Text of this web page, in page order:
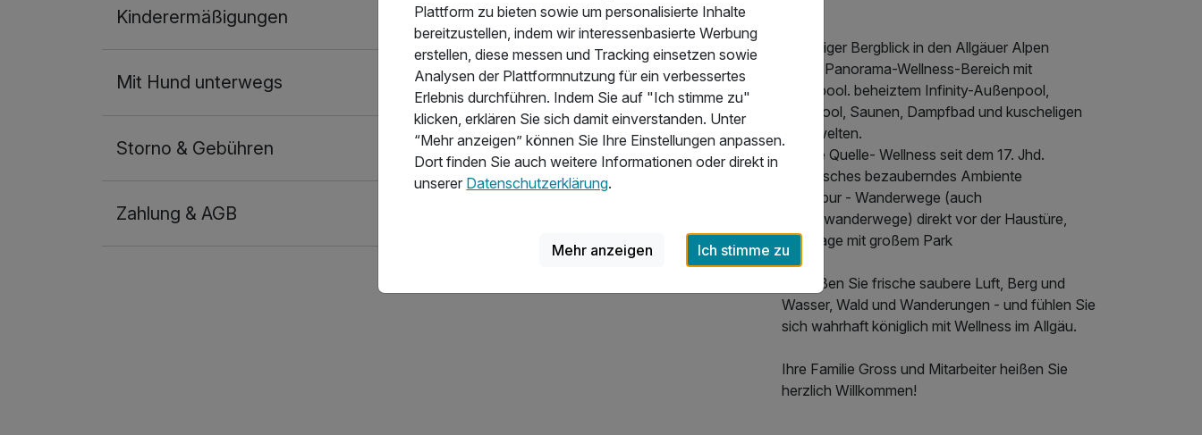
2 Erwachsene
Kinderermäßigungen
Mit Hund unterwegs
Storno & Gebühren
Zahlung & AGB
Einmaliger Bergblick in den Allgäuer Alpen
Neuer Panorama-Wellness-Bereich mit
Innenpool. beheiztem Infinity-Außenpool,
Whirlpool, Saunen, Dampfbad und kuscheligen
Ruhewelten.
Eigene Quelle- Wellness seit dem 17. Jhd.
Historisches bezauberndes Ambiente
Natur pur - Wanderwege (auch
Winterwanderwege) direkt vor der Haustüre,
Alleinlage mit großem Park
Genießen Sie frische saubere Luft, Berg und
Wasser, Wald und Wanderungen - und fühlen Sie
sich wahrhaft königlich mit Wellness im Allgäu.
Ihre Familie Gross und Mitarbeiter heißen Sie
herzlich Willkommen!
Plattform zu bieten sowie um personalisierte Inhalte
bereitzustellen, indem wir interessenbasierte Werbung
erstellen, diese messen und Tracking einsetzen sowie
Analysen der Plattformnutzung für ein verbessertes
Erlebnis durchführen. Indem Sie auf "Ich stimme zu"
klicken, erklären Sie sich damit einverstanden. Unter
“Mehr anzeigen” können Sie Ihre Einstellungen anpassen.
Dort finden Sie auch weitere Informationen oder direkt in
unserer Datenschutzerklärung.
Mehr anzeigen Ich stimme zu